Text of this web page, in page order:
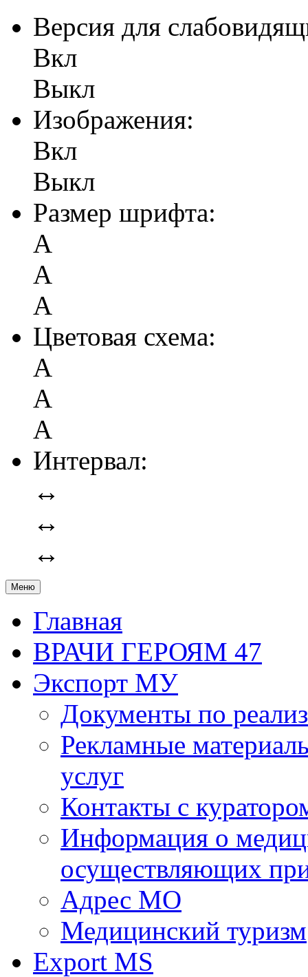
Версия для
Вкл
Выкл
Изображения:
Вкл
Выкл
Размер шрифта:
А
А
А
Цветовая схема:
А
А
А
Интервал:
↔
↔
↔
Меню
Главная
ВРАЧИ ГЕРОЯМ 47
Экспорт МУ
Документы по
Рекламные
услуг
Контакты с
Информация о
осуществляющих
Адрес МО
Медицинский туризм
Export MS